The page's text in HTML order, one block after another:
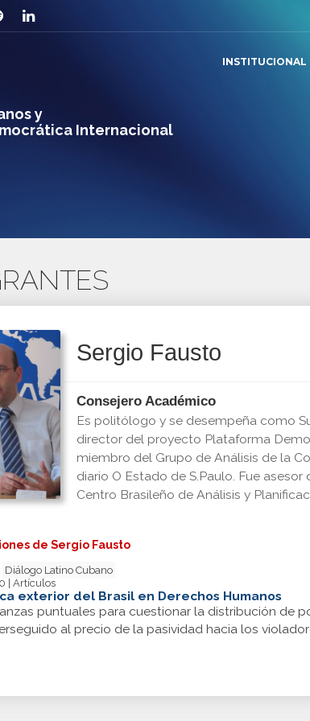
y
Internacional
INSTITUCIONAL
Sergio Fausto
Consejero Académico
Es politólogo y se desempeña como
director del proyecto Plataforma
miembro del Grupo de Análisis de la
diario O Estado de S.Paulo. Fue
Centro Brasileño de Análisis y
de Sergio Fausto
Diálogo Latino Cubano
| Artículos
exterior del Brasil en Derechos Humanos
puntuales para cuestionar la distribución de
al precio de la pasividad hacia los